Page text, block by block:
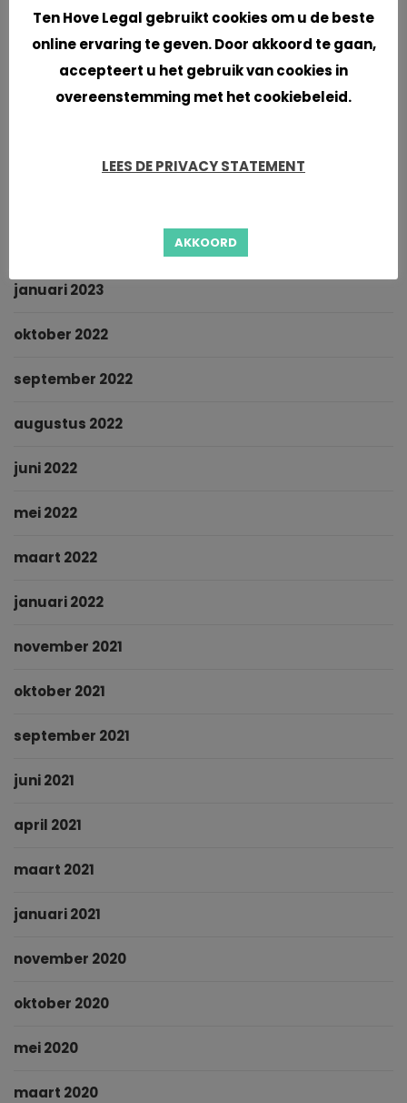
november 2023
september 2023
januari 2023
oktober 2022
september 2022
augustus 2022
juni 2022
mei 2022
maart 2022
januari 2022
november 2021
oktober 2021
september 2021
juni 2021
april 2021
maart 2021
januari 2021
november 2020
oktober 2020
mei 2020
maart 2020
Ten Hove Legal gebruikt cookies om u de beste
online ervaring te geven. Door akkoord te gaan,
accepteert u het gebruik van cookies in
overeenstemming met het cookiebeleid.
LEES DE PRIVACY STATEMENT
AKKOORD